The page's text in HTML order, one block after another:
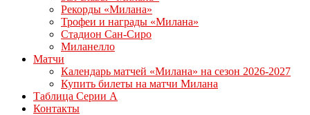
Рекорды «Милана»
Трофеи и награды «Милана»
Стадион Сан-Сиро
Миланелло
Матчи
Календарь матчей «Милана» на сезон 2026-2027
Купить билеты на матчи Милана
Таблица Серии А
Контакты